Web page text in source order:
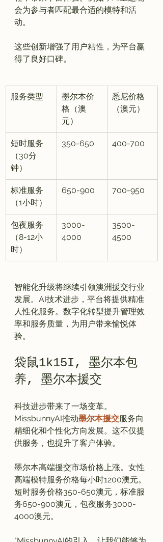
会为参与者匹配最合适的模特和活
动。
这些创新增强了用户粘性，为平台赢
服务类型
墨尔本价
格（澳
元）
悉尼价格
（澳元）
短时服务
（30分
钟）
350-650 400-700
标准服务
（1小时）
650-900 700-950
包夜服务
（8-12小
时）
3000-
4000
3500-
4500
智能化升级将继续引领澳洲援交行业
发展。AI技术进步，平台将提供精准
人性化服务。数字化转型提升管理效
率和服务质量，为用户带来愉悦体
袋鼠1k15I, 墨尔本包
养, 墨尔本援交
科技进步带来了一场变革。
MissbunnyAI推动墨尔本援交服务向
精细化和个性化方向发展。这不仅提
供服务，也提升了客户体验。
墨尔本高端援交市场价格上涨。女性
高端模特服务价格每小时1200澳元。
短时服务价格350-650澳元，标准服
务650-900澳元，包夜服务3000-